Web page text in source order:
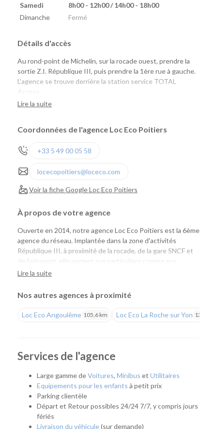
Samedi
8h00 - 12h00 / 14h00 - 18h00
Dimanche
Fermé
Détails d'accès
Au rond-point de Michelin, sur la rocade ouest, prendre la
sortie Z.I. République III, puis prendre la 1ère rue à gauche.
L’agence se trouve derrière la station service TOTAL
Access.
Lire la suite
Coordonnées de l'agence Loc Eco Poitiers
+33 5 49 00 05 58
locecopoitiers@loceco.com
Voir la fiche Google Loc Eco Poitiers
À propos de votre agence
Ouverte en 2014, notre agence Loc Eco Poitiers est la 6ème
agence du réseau. Implantée dans la zone d'activités
République III, à proximité de la rocade, de la gare SNCF et
de l'aéroport, elle permet aux particuliers comme aux
professionnels de louer facilement une voiture ou un
choix de véhicules, de tarifs compétitifs et de l'expertise Loc
Une agence pour tous vos déplacements
départ en vacances, un week-end, un déménagement ou
que vous ayez besoin de remplacer temporairement votre
adaptée. Son emplacement facilite également l'accès aux
habitants de Poitiers, Chasseneuil-du-Poitou, Buxerolles,
Migné-Auxances et des communes voisines.
Quel véhicule choisir ?
Lire la suite
Nos autres agences à proximité
Loc Eco Angoulême 105,6 km Loc Eco La Roche sur Yon 134,8
Services de l'agence
Large gamme deVoitures, Minibus et Utilitaires
Equipements pour les enfants à petit prix
Parking clientèle
Départ et Retour possibles 24/24 7/7, y compris jours
fériés
Livraison du véhicule(sur demande)